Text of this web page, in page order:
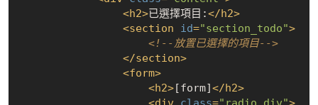
<h2>已選擇項目:</h2>
<section id="section_todo">
<!--放置已選擇的項目-->
</section>
<form>
<h2>[form] </h2>